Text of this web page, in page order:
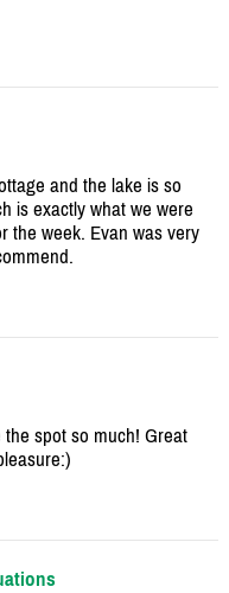
and the lake is so
is exactly what we were
the week. Evan was very
spot so much! Great